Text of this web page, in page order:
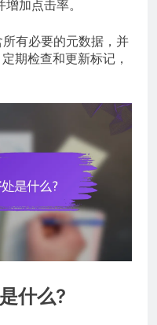
加点击率。
有必要的元数据，并
期检查和更新标记，
什么?